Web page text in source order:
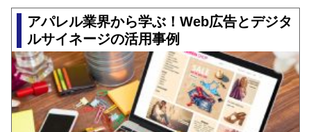
アパレル業界から学ぶ！Web広告とデジタ
ルサイネージの活用事例